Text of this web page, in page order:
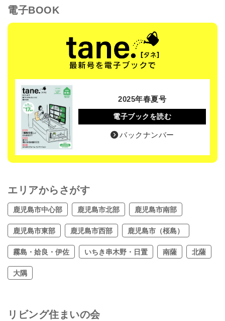
電子BOOK
2025年春夏号
電子ブックを読む
バックナンバー
エリアからさがす
鹿児島市中心部 鹿児島市北部 鹿児島市南部
鹿児島市東部 鹿児島市西部 鹿児島市（桜島）
霧島・姶良・伊佐 いちき串木野・日置 南薩 北薩
大隅
リビング住まいの会